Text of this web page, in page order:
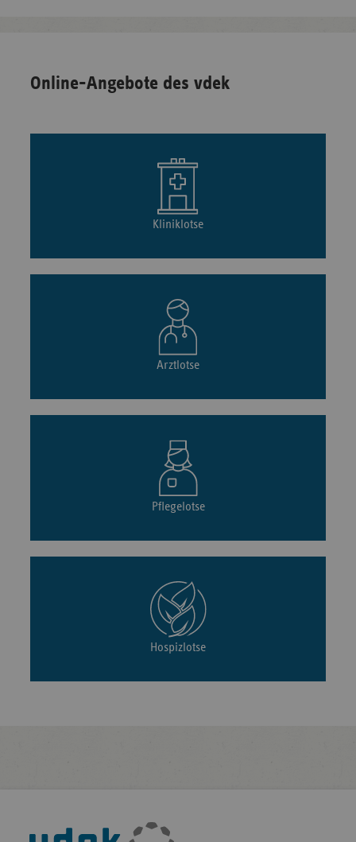
Online-Angebote des vdek
Kliniklotse
Arztlotse
Pflegelotse
Hospizlotse
Fußleisten-